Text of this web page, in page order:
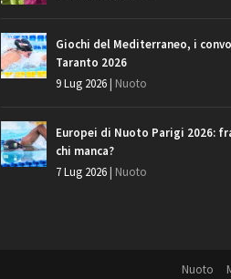
Giochi del Mediterraneo, i
Taranto 2026
9 Lug 2026| Nuoto
Europei di Nuoto Parigi 2026:
chi manca?
7 Lug 2026| Nuoto
Nuoto